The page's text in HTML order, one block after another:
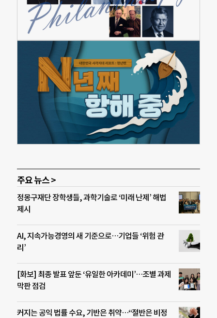
주요 뉴스 >
정몽구재단 장학생들, 과학기술로 ‘미래 난제’ 해법
제시
AI, 지속가능경영의 새 기준으로…기업들 ‘위험 관
리’
[화보] 최종 발표 앞둔 ‘유일한 아카데미’…조별 과제
막판 점검
커지는 공익 법률 수요, 기반은 취약…“절반은 비정